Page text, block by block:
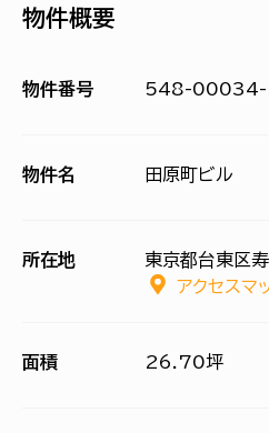
物件概要
物件番号 548-
物件名 田原町ビル
所在地
東京都台東区
アクセスマ
面積 26.70坪